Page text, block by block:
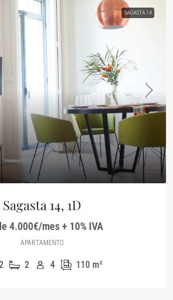
SAGASTA 14
Sagasta 14, 1D
4.000€/mes + 10% IVA
APARTAMENTO
2 4 110 m²